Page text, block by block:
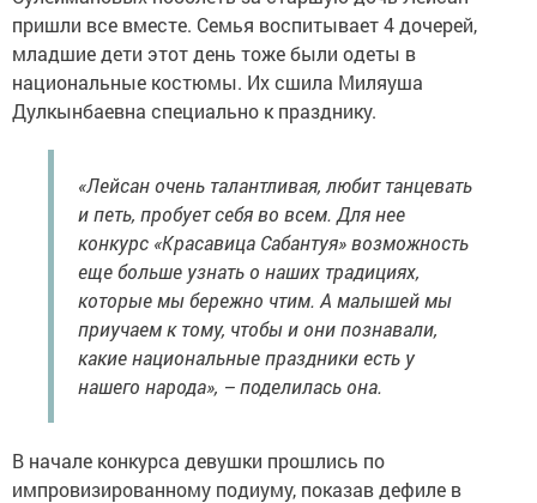
пришли все вместе. Семья воспитывает 4 дочерей,
младшие дети этот день тоже были одеты в
национальные костюмы. Их сшила Миляуша
Дулкынбаевна специально к празднику.
«Лейсан очень талантливая, любит танцевать
и петь, пробует себя во всем. Для нее
конкурс «Красавица Сабантуя» возможность
еще больше узнать о наших традициях,
которые мы бережно чтим. А малышей мы
приучаем к тому, чтобы и они познавали,
какие национальные праздники есть у
нашего народа», – поделилась она.
В начале конкурса девушки прошлись по
импровизированному подиуму, показав дефиле в